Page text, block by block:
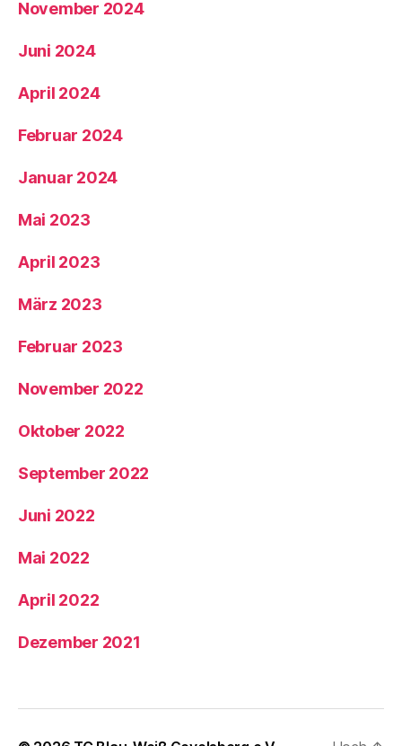
November 2024
Juni 2024
April 2024
Februar 2024
Januar 2024
Mai 2023
April 2023
März 2023
Februar 2023
November 2022
Oktober 2022
September 2022
Juni 2022
Mai 2022
April 2022
Dezember 2021